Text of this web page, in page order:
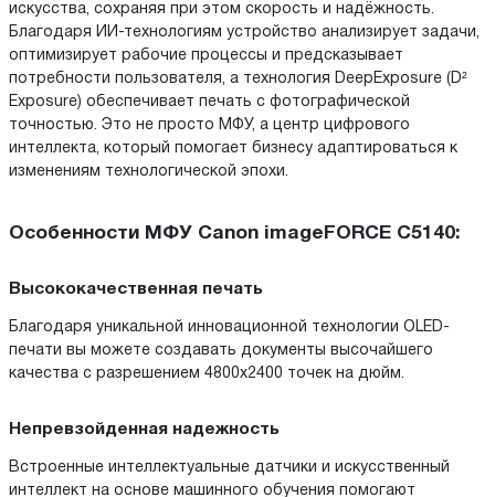
искусства, сохраняя при этом скорость и надёжность.
Благодаря ИИ-технологиям устройство анализирует задачи,
оптимизирует рабочие процессы и предсказывает
потребности пользователя, а технология DeepExposure (D²
Exposure) обеспечивает печать с фотографической
точностью. Это не просто МФУ, а центр цифрового
интеллекта, который помогает бизнесу адаптироваться к
изменениям технологической эпохи.
Особенности МФУ Canon imageFORCE C5140:
Высококачественная печать
Благодаря уникальной инновационной технологии OLED-
печати вы можете создавать документы высочайшего
качества с разрешением 4800x2400 точек на дюйм.
Непревзойденная надежность
Встроенные интеллектуальные датчики и искусственный
интеллект на основе машинного обучения помогают